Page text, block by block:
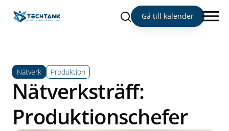
Sök Gå till kalender
Nätverk Produktion
Nätverksträff:
Produktionschefer